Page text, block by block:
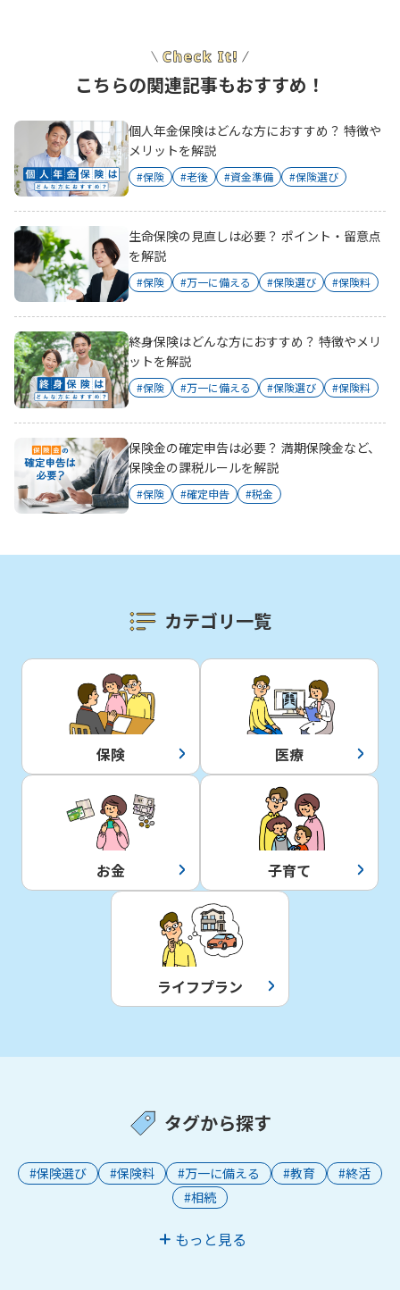
こちらの関連記事もおすすめ！
個人年金保険はどんな方におすすめ？ 特徴や
メリットを解説
#保険 #老後 #資金準備 #保険選び
生命保険の見直しは必要？ ポイント・留意点
を解説
#保険 #万一に備える #保険選び #保険料
終身保険はどんな方におすすめ？ 特徴やメリ
ットを解説
#保険 #万一に備える #保険選び #保険料
保険金の確定申告は必要？ 満期保険金など、
保険金の課税ルールを解説
#保険 #確定申告 #税金
カテゴリ一覧
保険 医療
お金 子育て
ライフプラン
タグから探す
#保険選び #保険料 #万一に備える #教育
#終活
#相続
もっと見る